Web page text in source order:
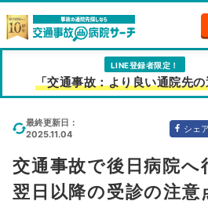
LINE登録者限定！
「交通事故：より良い通院先の
最終更新日：
2025.11.04
シェア
交通事故で後日病院へ
翌日以降の受診の注意